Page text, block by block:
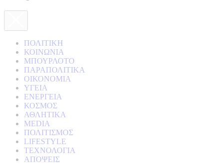
ΠΟΛΙΤΙΚΗ
ΚΟΙΝΩΝΙΑ
ΜΠΟΥΡΛΟΤΟ
ΠΑΡΑΠΟΛΙΤΙΚΑ
ΟΙΚΟΝΟΜΙΑ
ΥΓΕΙΑ
ΕΝΕΡΓΕΙΑ
ΚΟΣΜΟΣ
ΑΘΛΗΤΙΚΑ
MEDIA
ΠΟΛΙΤΙΣΜΟΣ
LIFESTYLE
ΤΕΧΝΟΛΟΓΙΑ
ΑΠΟΨΕΙΣ